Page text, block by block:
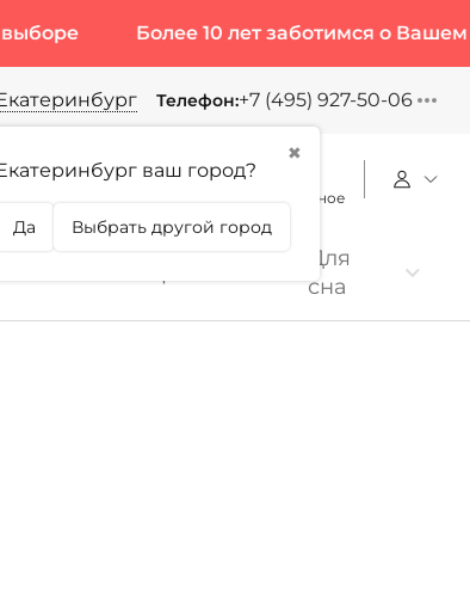
Более 10 лет заботимся о Вашем
✖
ваш город?
Да Выбрать другой город
Телефон:+7 (495) 927-50-06
Избранное
Для
сна